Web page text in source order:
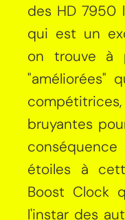
des HD 7950
qui est un
on trouve à
"améliorées"
bruyantes
étoiles à
Boost Clock
l'instar des